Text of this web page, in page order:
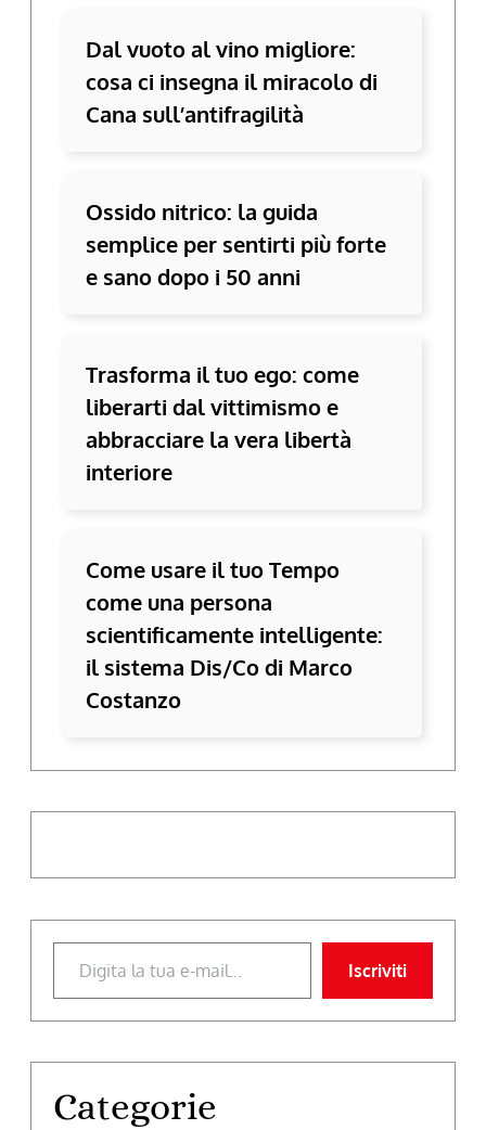
Dal vuoto al vino migliore:
cosa ci insegna il miracolo di
Cana sull’antifragilità
Ossido nitrico: la guida
semplice per sentirti più forte
e sano dopo i 50 anni
Trasforma il tuo ego: come
liberarti dal vittimismo e
abbracciare la vera libertà
interiore
Come usare il tuo Tempo
come una persona
scientificamente intelligente:
il sistema Dis/Co di Marco
Costanzo
Digita la tua e-mail...
Iscriviti
Categorie